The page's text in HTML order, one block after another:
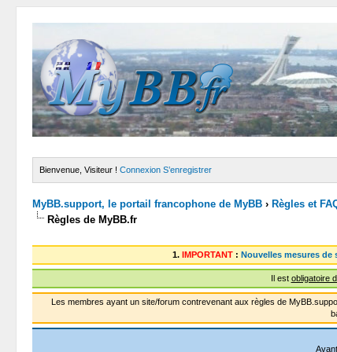
Bienvenue, Visiteur !Connexion S’enregistrer
MyBB.support, le portail francophone de MyBB › Règles et
Règles de MyBB.fr
1. IMPORTANT : Nouvelles mesures de
Il est obligatoire
Les membres ayant un site/forum contrevenant aux règles de